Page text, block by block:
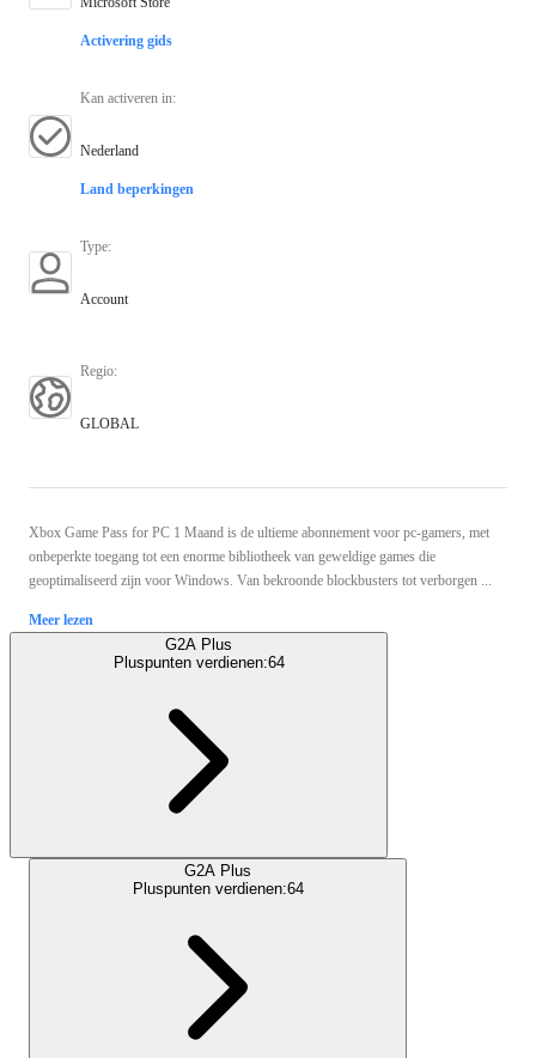
Activering gids
Kan activeren in:
Nederland
Land beperkingen
Type:
Account
Regio:
GLOBAL
Xbox Game Pass for PC 1 Maand is de ultieme abonnement voor pc-gamers, met
onbeperkte toegang tot een enorme bibliotheek van geweldige games die
geoptimaliseerd zijn voor Windows. Van bekroonde blockbusters tot verborgen ...
Meer lezen
G2A Plus
Pluspunten verdienen:64
G2A Plus
Pluspunten verdienen:64